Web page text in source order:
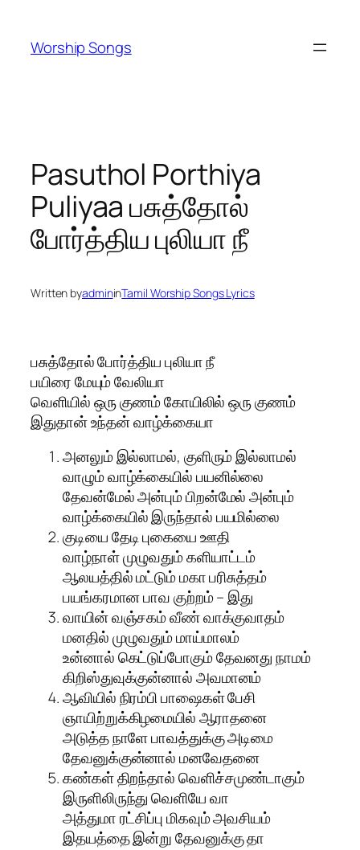
content
Worship Songs
Pasuthol Porthiya
Puliyaa பசுத்தோல்
போர்த்திய புலியா நீ
Written byadmininTamil Worship Songs Lyrics
பசுத்தோல் போர்த்திய புலியா நீ
பயிரை மேயும் வேலியா
வெளியில் ஒரு குணம் கோயிலில் ஒரு குணம்
இதுதான் உந்தன் வாழ்க்கையா
அனலும் இல்லாமல், குளிரும் இல்லாமல்
வாழும் வாழ்க்கையில் பயனில்லை
தேவன்மேல் அன்பும் பிறன்மேல் அன்பும்
வாழ்க்கையில் இருந்தால் பயமில்லை
குடியை தேடி புகையை ஊதி
வாழ்நாள் முழுவதும் களியாட்டம்
ஆலயத்தில் மட்டும் மகா பரிசுத்தம்
பயங்கரமான பாவ குற்றம் – இது
வாயின் வஞ்சகம் வீண் வாக்குவாதம்
மனதில் முழுவதும் மாய்மாலம்
உன்னால் கெட்டுப்போகும் தேவனது நாமம்
கிறிஸ்துவுக்குன்னால் அவமானம்
ஆவியில் நிரம்பி பாஷைகள் பேசி
ஞாயிற்றுக்கிழமையில் ஆராதனை
அடுத்த நாளே பாவத்துக்கு அடிமை
தேவனுக்குன்னால் மனவேதனை
கண்கள் திறந்தால் வெளிச்சமுண்டாகும்
இருளிலிருந்து வெளியே வா
அத்துமா ரட்சிப்பு மிகவும் அவசியம்
இதயத்தை இன்று தேவனுக்கு தா